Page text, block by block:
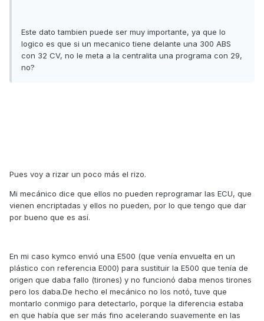
Este dato tambien puede ser muy importante, ya que lo
logico es que si un mecanico tiene delante una 300 ABS
con 32 CV, no le meta a la centralita una programa con 29,
no?
Pues voy a rizar un poco más el rizo.
Mi mecánico dice que ellos no pueden reprogramar las ECU, que
vienen encriptadas y ellos no pueden, por lo que tengo que dar
por bueno que es así.
En mi caso kymco envió una E500 (que venía envuelta en un
plástico con referencia E000) para sustituir la E500 que tenía de
origen que daba fallo (tirones) y no funcionó daba menos tirones
pero los daba.De hecho el mecánico no los notó, tuve que
montarlo conmigo para detectarlo, porque la diferencia estaba
en que había que ser más fino acelerando suavemente en las